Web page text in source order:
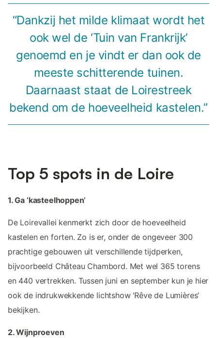
“Dankzij het milde klimaat wordt het
ook wel de ‘Tuin van Frankrijk’
genoemd en je vindt er dan ook de
meeste schitterende tuinen.
Daarnaast staat de Loirestreek
bekend om de hoeveelheid kastelen.”
Top 5 spots in de Loire
1. Ga ‘kasteelhoppen’
De Loirevallei kenmerkt zich door de hoeveelheid
kastelen en forten. Zo is er, onder de ongeveer 300
prachtige gebouwen uit verschillende tijdperken,
bijvoorbeeld Château Chambord. Met wel 365 torens
en 440 vertrekken. Tussen juni en september kun je hier
ook de indrukwekkende lichtshow ‘Rêve de Lumières’
bekijken.
2. Wijnproeven